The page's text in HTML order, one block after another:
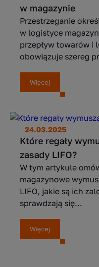
w magazynie
Przestrzeganie
w logistyce
przepływ towarów i
obowiązuje szereg
Więcej
24.03.2025
Które regały
zasady LIFO?
W tym artykule
magazynowe
LIFO, jakie są ich
sprawdzają się...
Więcej